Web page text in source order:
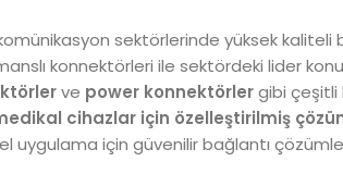
sektörlerinde yüksek kaliteli
konnektörleri ile sektördeki lider
ve power konnektörlergibi çeşitli
cihazlar için özelleştirilmiş
uygulama için güvenilir bağlantı